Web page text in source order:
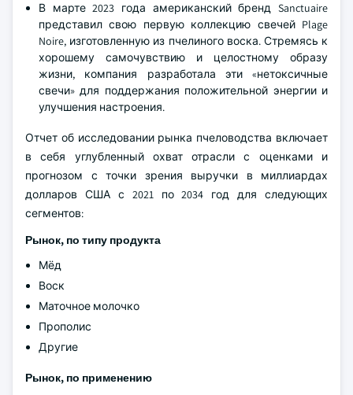
В марте 2023 года американский бренд Sanctuaire
представил свою первую коллекцию свечей Plage
Noire, изготовленную из пчелиного воска. Стремясь к
хорошему самочувствию и целостному образу
жизни, компания разработала эти «нетоксичные
свечи» для поддержания положительной энергии и
улучшения настроения.
Отчет об исследовании рынка пчеловодства включает
в себя углубленный охват отрасли с оценками и
прогнозом с точки зрения выручки в миллиардах
долларов США с 2021 по 2034 год для следующих
сегментов:
Рынок, по типу продукта
Мёд
Воск
Маточное молочко
Прополис
Другие
Рынок, по применению